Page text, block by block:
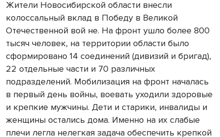
Жители Новосибирской области внесли
колоссальный вклад в Победу в Великой
Отечественной вой не. На фронт ушло более 800
тысяч человек, на территории области было
сформировано 14 соединений (дивизий и бригад),
22 отдельные части и 70 различных
подразделений. Мобилизация на фронт началась
в первый день войны, воевать уходили здоровые
и крепкие мужчины. Дети и старики, инвалиды и
женщины остались дома. Именно на их слабые
плечи легла нелегкая задача обеспечить крепкой